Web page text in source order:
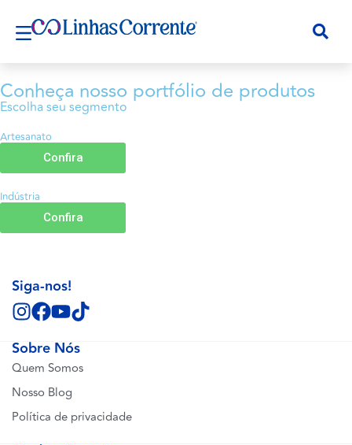
Conheça nosso portfólio de produtos
Escolha seu segmento
Artesanato
Confira
Indústria
Confira
Sobre Nós
Quem Somos
Nosso Blog
Política de privacidade
Siga-nos!